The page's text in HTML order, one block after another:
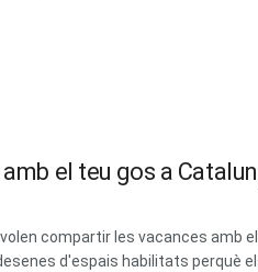
el teu gos a
compartir les vacances amb
d'espais habilitats perquè